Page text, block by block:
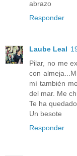
abrazo
Responder
Laube Leal
Pilar, no me
con
mí también
del mar. Me
Te ha
Un besote
Responder